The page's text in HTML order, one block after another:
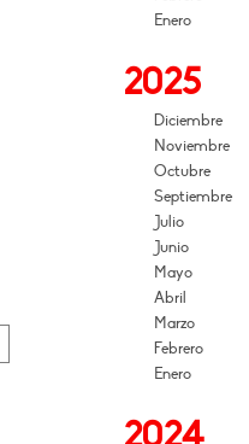
Enero
2025
Diciembre
Noviembre
Octubre
Septiembre
Julio
Junio
Mayo
Abril
Marzo
Febrero
Enero